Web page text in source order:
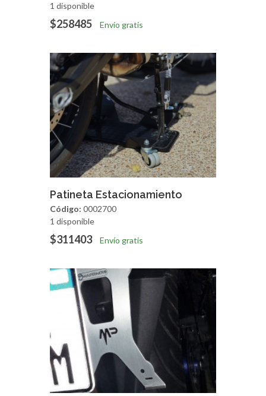
1 disponible
$258485 Envío gratis
Agregar Vista Rapida
Patineta Estacionamiento
Código: 0002700
1 disponible
$311403 Envío gratis